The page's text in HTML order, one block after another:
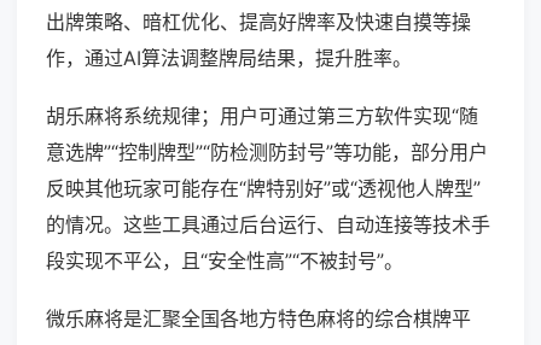
出牌策略、暗杠优化、提高好牌率及快速自摸等操
作，通过AI算法调整牌局结果，提升胜率。
胡乐麻将系统规律；用户可通过第三方软件实现“随
意选牌”“控制牌型”“防检测防封号”等功能，部分用户
反映其他玩家可能存在“牌特别好”或“透视他人牌型”
的情况。这些工具通过后台运行、自动连接等技术手
段实现不平公，且“安全性高”“不被封号”。
微乐麻将是汇聚全国各地方特色麻将的综合棋牌平